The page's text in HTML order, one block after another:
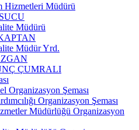
Hizmetleri Müdürü
Müdürü
Müdür Yrd.
ÇUMRALI
Organizasyon Şeması
Organizasyon Şeması
Müdürlüğü Organizasyon